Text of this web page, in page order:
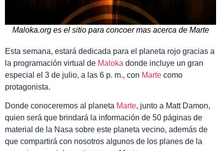
Maloka.org es el sitio para concoer mas acerca de Marte
Esta semana, estará dedicada para el planeta rojo gracias a
la programación virtual de Maloka donde incluye un gran
especial el 3 de julio, a las 6 p. m., con Marte como
protagonista.
Donde conoceremos al planeta Marte, junto a Matt Damon,
quien será que brindará la información de 50 páginas de
material de la Nasa sobre este planeta vecino, además de
que compartirá con nosotros algunos de los planes de la